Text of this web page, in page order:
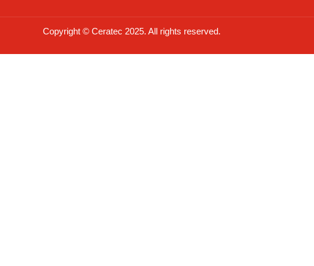
Copyright © Ceratec 2025. All rights reserved.